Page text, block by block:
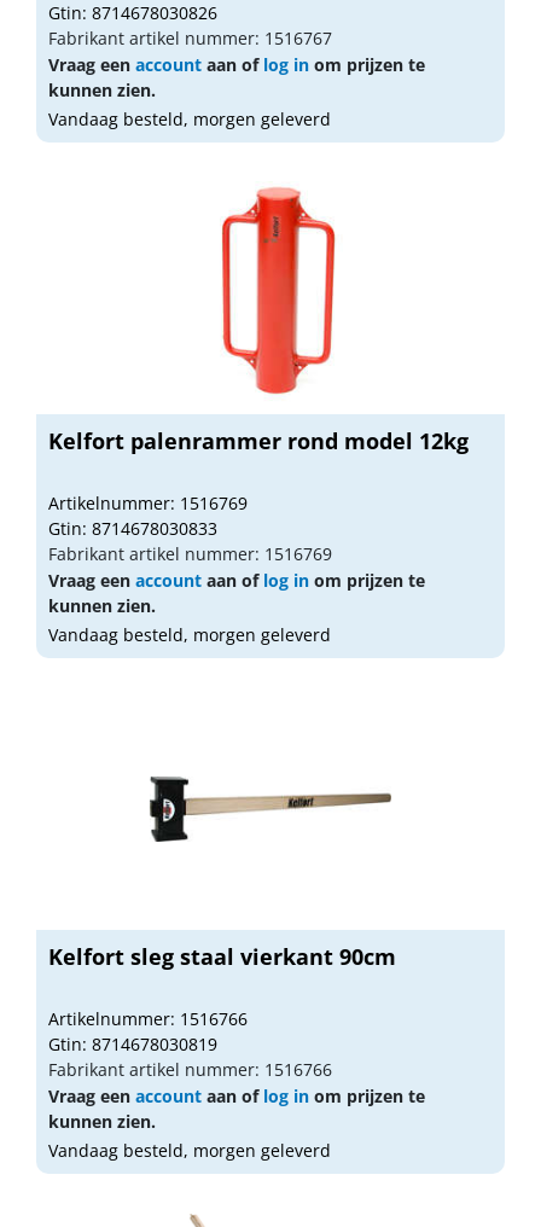
Gtin: 8714678030826
Fabrikant artikel nummer: 1516767
Vraag een account aan of log in om prijzen te
kunnen zien.
Vandaag besteld, morgen geleverd
Kelfort palenrammer rond model 12kg
Artikelnummer: 1516769
Gtin: 8714678030833
Fabrikant artikel nummer: 1516769
Vraag een account aan of log in om prijzen te
kunnen zien.
Vandaag besteld, morgen geleverd
Kelfort sleg staal vierkant 90cm
Artikelnummer: 1516766
Gtin: 8714678030819
Fabrikant artikel nummer: 1516766
Vraag een account aan of log in om prijzen te
kunnen zien.
Vandaag besteld, morgen geleverd